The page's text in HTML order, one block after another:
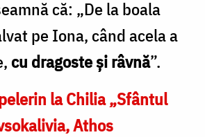
că: „De la boala
pe Iona, când acela a
cu dragoste și râvnă”.
la Chilia „Sfântul
Athos